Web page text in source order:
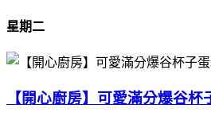
星期二
【開心廚房】可愛滿分爆谷杯